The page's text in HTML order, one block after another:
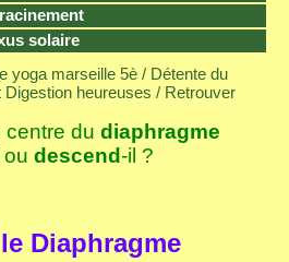
solaire
yoga marseille 5è / Détente du
heureuses / Retrouver
centre du diaphragme
oudescend-il ?
Diaphragme